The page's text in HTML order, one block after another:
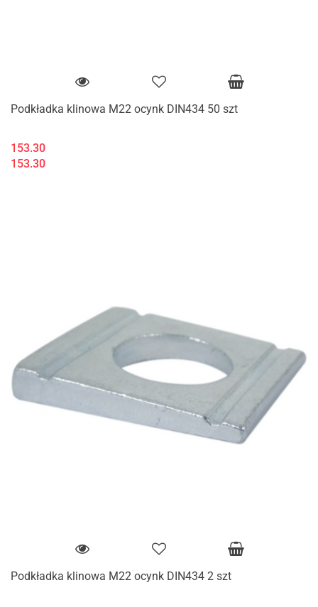
Podkładka klinowa M22 ocynk DIN434 50 szt
153.30
153.30
Podkładka klinowa M22 ocynk DIN434 2 szt